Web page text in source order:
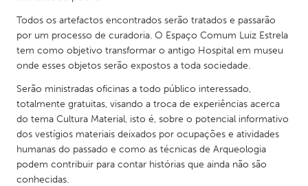
NETHERLANDS
Leiden
Rotterdam
Utrecht
QATAR
SINGAPORE
Todos os artefactos encontrados serão tratados e passarão
por um processo de curadoria. O Espaço Comum Luiz Estrela
tem como objetivo transformar o antigo Hospital em museu
onde esses objetos serão expostos a toda sociedade.
Serão ministradas oficinas a todo público interessado,
totalmente gratuitas, visando a troca de experiências acerca
do tema Cultura Material, isto é, sobre o potencial informativo
dos vestígios materiais deixados por ocupações e atividades
humanas do passado e como as técnicas de Arqueologia
podem contribuir para contar histórias que ainda não são
conhecidas.